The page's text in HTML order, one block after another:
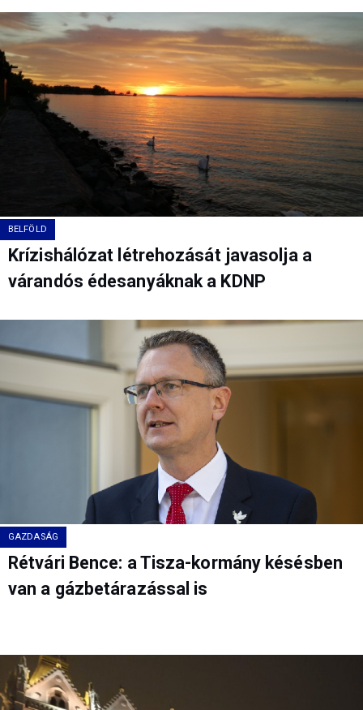
BELFÖLD
Krízishálózat létrehozását javasolja a
várandós édesanyáknak a KDNP
GAZDASÁG
Rétvári Bence: a Tisza-kormány késésben
van a gázbetárazással is